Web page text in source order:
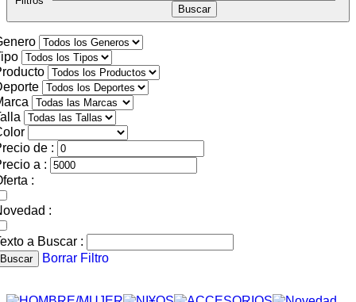
de :
a :
:
:
a Buscar :
Buscar Borrar Filtro